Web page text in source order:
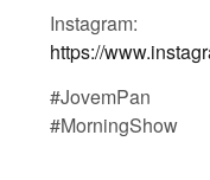
Instagram:
https://
#JovemPan
#MorningShow